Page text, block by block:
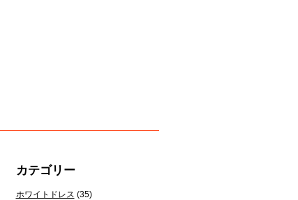
カテゴリー
ホワイトドレス (35)